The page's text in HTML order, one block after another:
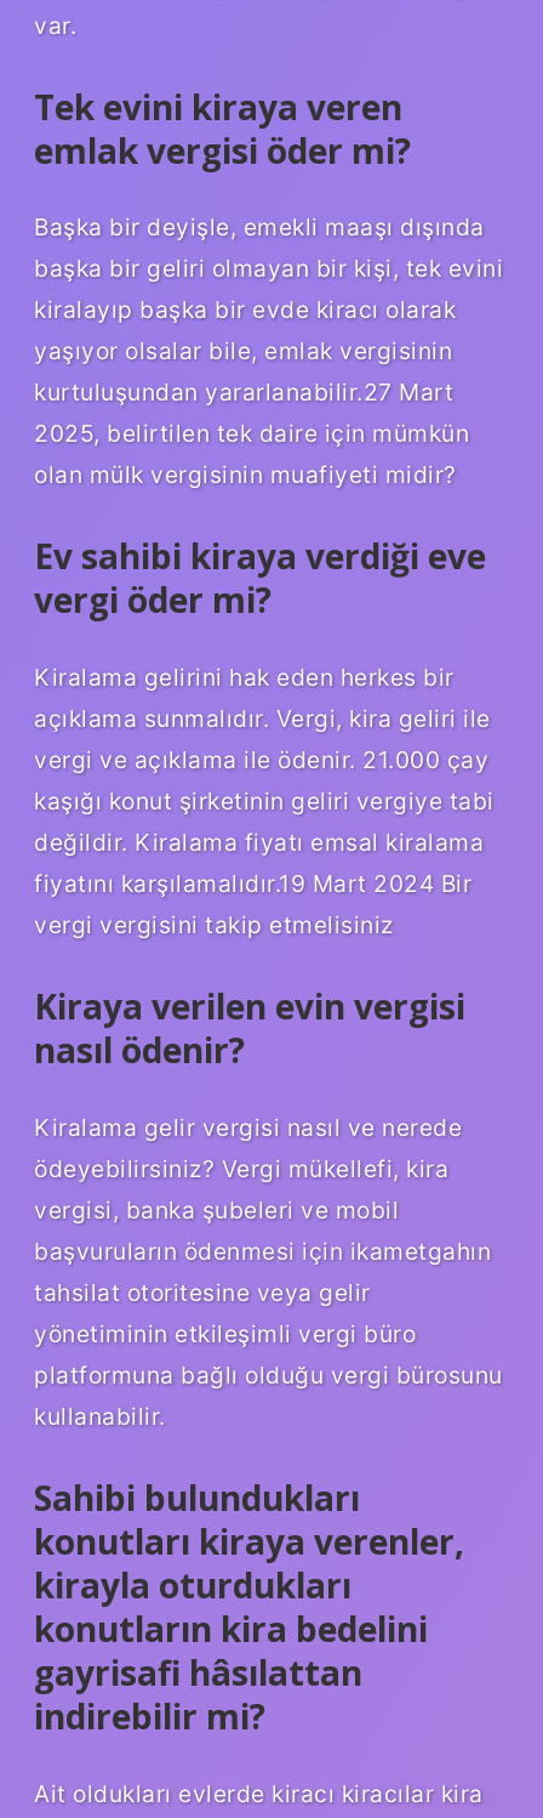
var.
Tek evini kiraya veren
emlak vergisi öder mi?
Başka bir deyişle, emekli maaşı dışında
başka bir geliri olmayan bir kişi, tek evini
kiralayıp başka bir evde kiracı olarak
yaşıyor olsalar bile, emlak vergisinin
kurtuluşundan yararlanabilir.27 Mart
2025, belirtilen tek daire için mümkün
olan mülk vergisinin muafiyeti midir?
Ev sahibi kiraya verdiği eve
vergi öder mi?
Kiralama gelirini hak eden herkes bir
açıklama sunmalıdır. Vergi, kira geliri ile
vergi ve açıklama ile ödenir. 21.000 çay
kaşığı konut şirketinin geliri vergiye tabi
değildir. Kiralama fiyatı emsal kiralama
fiyatını karşılamalıdır.19 Mart 2024 Bir
vergi vergisini takip etmelisiniz
Kiraya verilen evin vergisi
nasıl ödenir?
Kiralama gelir vergisi nasıl ve nerede
ödeyebilirsiniz? Vergi mükellefi, kira
vergisi, banka şubeleri ve mobil
başvuruların ödenmesi için ikametgahın
tahsilat otoritesine veya gelir
yönetiminin etkileşimli vergi büro
platformuna bağlı olduğu vergi bürosunu
kullanabilir.
Sahibi bulundukları
konutları kiraya verenler,
kirayla oturdukları
konutların kira bedelini
gayrisafi hâsılattan
indirebilir mi?
Ait oldukları evlerde kiracı kiracılar kira